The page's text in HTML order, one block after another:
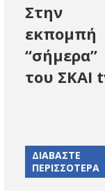
Στην
εκπομπή
“σήμερα”
του ΣΚΑΙ
ΔΙΑΒΑΣΤΕ
ΠΕΡΙΣΣΟΤΕΡΑ